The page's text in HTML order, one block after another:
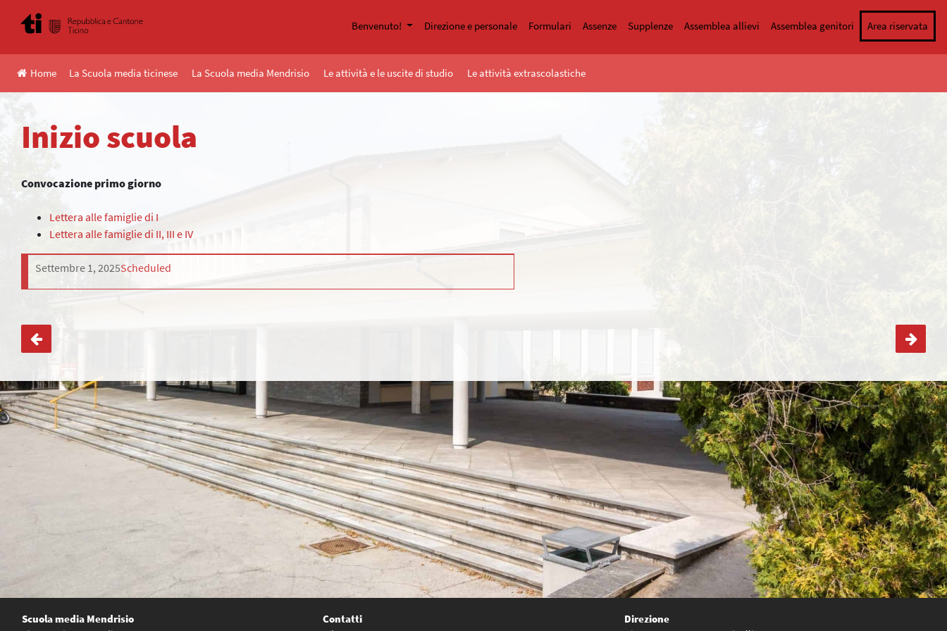
content
Benvenuto! Direzione e personale Formulari Assenze Supplenze Assemblea allievi Assemblea genitori Area riservata
Home La Scuola media ticinese La Scuola media Mendrisio Le attività e le uscite di studio Le attività extrascolastiche
Inizio scuola
Convocazione primo giorno
Lettera alle famiglie di I
Lettera alle famiglie di II, III e IV
Settembre 1, 2025Scheduled
Navigazione
articoli
Scuola media Mendrisio
Contatti
Direzione